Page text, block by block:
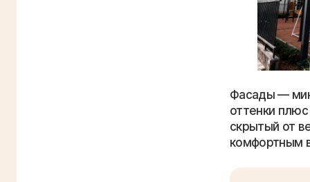
Фасады —
оттенки
скрытый от
комфортным